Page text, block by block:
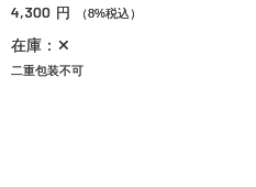
4,300 円 （8%税込）
在庫：✕
二重包装不可